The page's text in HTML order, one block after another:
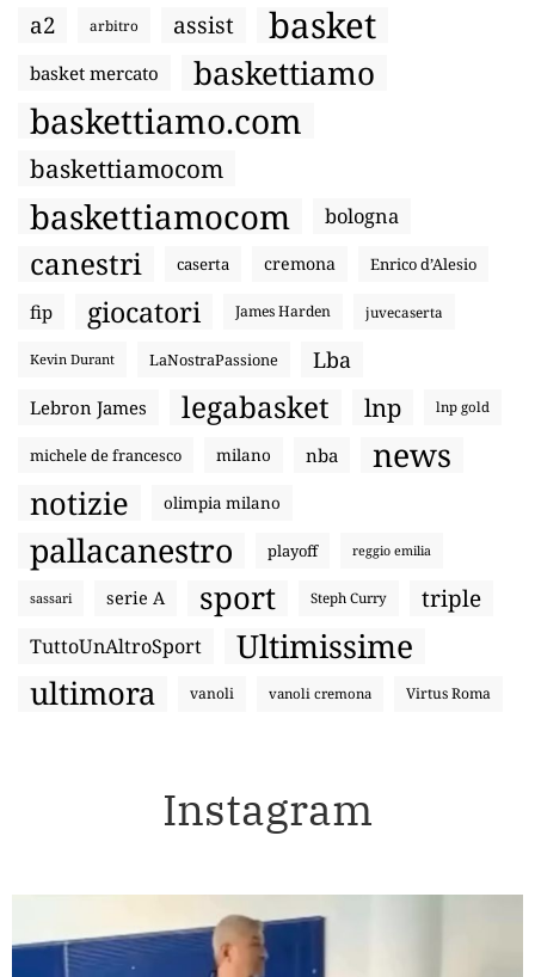
a2 arbitro assist basket
basket mercato baskettiamo
baskettiamo.com
baskettiamocom
baskettiamocom bologna
canestri caserta cremona Enrico d’Alesio
fip giocatori James Harden juvecaserta
Kevin Durant LaNostraPassione Lba
Lebron James legabasket lnp lnp gold
michele de francesco milano nba news
notizie olimpia milano
pallacanestro playoff reggio emilia
sassari serie A sport Steph Curry triple
TuttoUnAltroSport Ultimissime
ultimora vanoli vanoli cremona Virtus Roma
Instagram